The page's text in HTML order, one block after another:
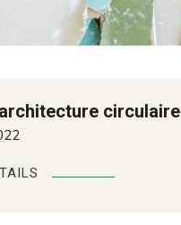
circulaire